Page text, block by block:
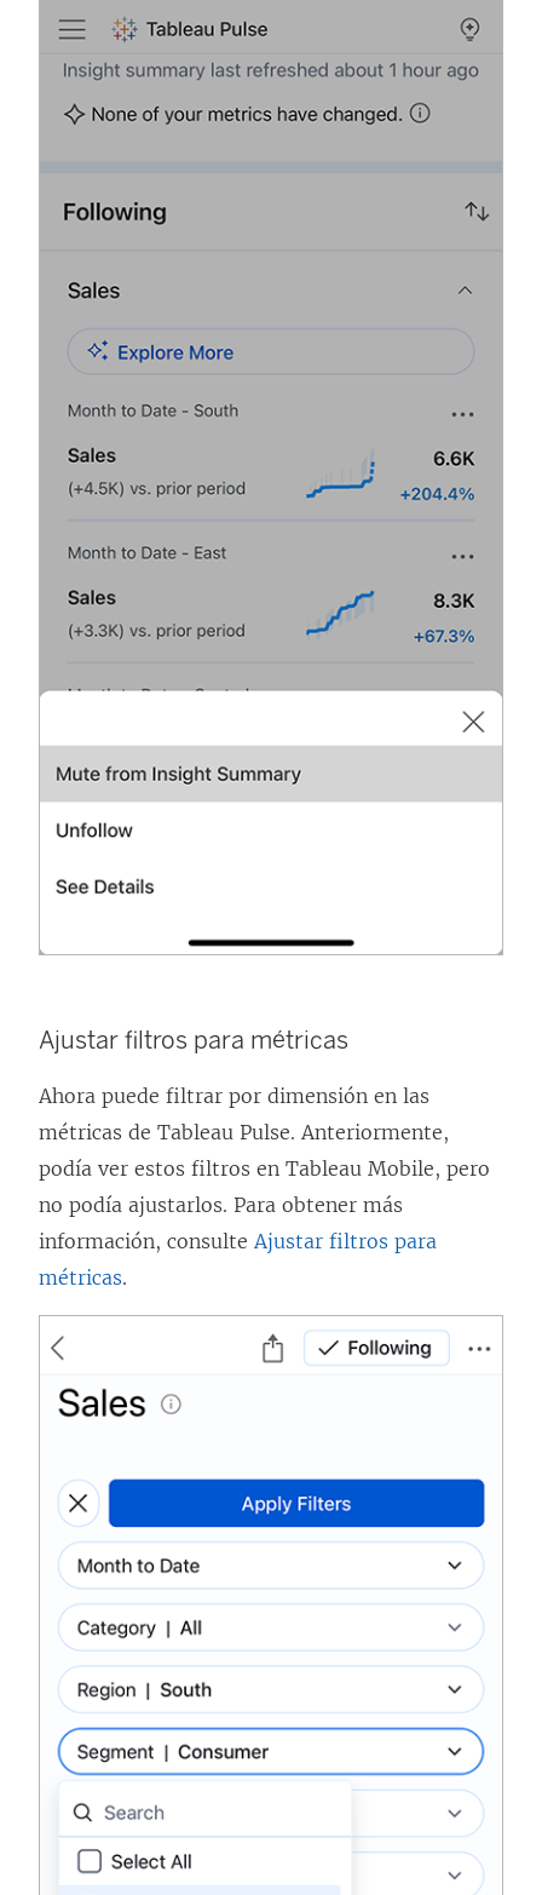
Ajustar filtros para métricas
Ahora puede filtrar por dimensión en las
métricas de Tableau Pulse. Anteriormente,
podía ver estos filtros en Tableau Mobile, pero
no podía ajustarlos. Para obtener más
información, consulteAjustar filtros para
métricas.